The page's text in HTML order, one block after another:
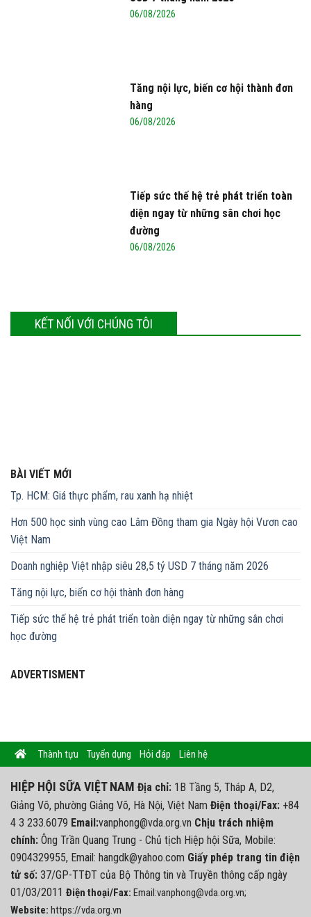
06/08/2026
Tăng nội lực, biến cơ hội thành đơn
hàng
06/08/2026
Tiếp sức thế hệ trẻ phát triển toàn
diện ngay từ những sân chơi học
đường
06/08/2026
KẾT NỐI VỚI CHÚNG TÔI
BÀI VIẾT MỚI
Tp. HCM: Giá thực phẩm, rau xanh hạ nhiệt
Hơn 500 học sinh vùng cao Lâm Đồng tham gia Ngày hội Vươn cao
Việt Nam
Doanh nghiệp Việt nhập siêu 28,5 tỷ USD 7 tháng năm 2026
Tăng nội lực, biến cơ hội thành đơn hàng
Tiếp sức thế hệ trẻ phát triển toàn diện ngay từ những sân chơi
học đường
ADVERTISMENT
Thành tựu Tuyển dụng Hỏi đáp Liên hệ
HIỆP HỘI SỮA VIỆT NAM Địa chỉ: 1B Tầng 5, Tháp A, D2,
Giảng Võ, phường Giảng Võ, Hà Nội, Việt Nam Điện thoại/Fax: +84
4 3 233.6079 Email:vanphong@vda.org.vn Chịu trách nhiệm
chính: Ông Trần Quang Trung - Chủ tịch Hiệp hội Sữa, Mobile:
0904329955, Email: hangdk@yahoo.com Giấy phép trang tin điện
tử số: 37/GP-TTĐT của Bộ Thông tin và Truyền thông cấp ngày
01/03/2011 Điện thoại/Fax: Email:vanphong@vda.org.vn;
Website: https://vda.org.vn